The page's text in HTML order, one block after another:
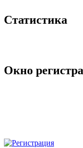
Статистика
Окно